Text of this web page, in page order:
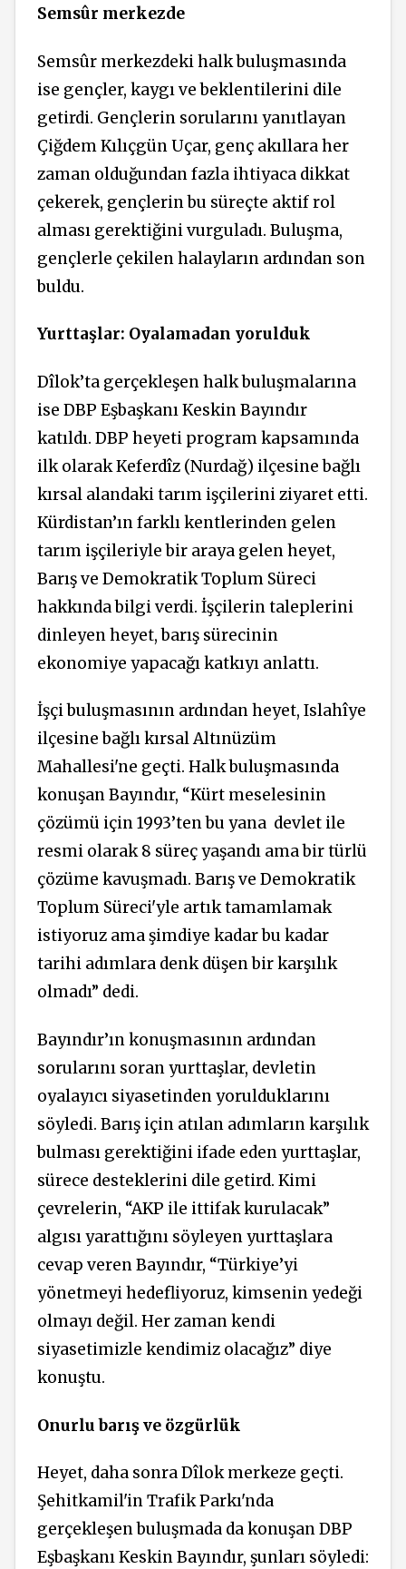
Semsûr merkezde
Semsûr merkezdeki halk buluşmasında
ise gençler, kaygı ve beklentilerini dile
getirdi. Gençlerin sorularını yanıtlayan
Çiğdem Kılıçgün Uçar, genç akıllara her
zaman olduğundan fazla ihtiyaca dikkat
çekerek, gençlerin bu süreçte aktif rol
alması gerektiğini vurguladı. Buluşma,
gençlerle çekilen halayların ardından son
buldu.
Yurttaşlar: Oyalamadan yorulduk
Dîlok’ta gerçekleşen halk buluşmalarına
ise DBP Eşbaşkanı Keskin Bayındır
katıldı. DBP heyeti program kapsamında
ilk olarak Keferdîz (Nurdağ) ilçesine bağlı
kırsal alandaki tarım işçilerini ziyaret etti.
Kürdistan’ın farklı kentlerinden gelen
tarım işçileriyle bir araya gelen heyet,
Barış ve Demokratik Toplum Süreci
hakkında bilgi verdi. İşçilerin taleplerini
dinleyen heyet, barış sürecinin
ekonomiye yapacağı katkıyı anlattı.
İşçi buluşmasının ardından heyet, Islahîye
ilçesine bağlı kırsal Altınüzüm
Mahallesi'ne geçti. Halk buluşmasında
konuşan Bayındır, “Kürt meselesinin
çözümü için 1993’ten bu yana devlet ile
resmi olarak 8 süreç yaşandı ama bir türlü
çözüme kavuşmadı. Barış ve Demokratik
Toplum Süreci'yle artık tamamlamak
istiyoruz ama şimdiye kadar bu kadar
tarihi adımlara denk düşen bir karşılık
olmadı” dedi.
Bayındır’ın konuşmasının ardından
sorularını soran yurttaşlar, devletin
oyalayıcı siyasetinden yorulduklarını
söyledi. Barış için atılan adımların karşılık
bulması gerektiğini ifade eden yurttaşlar,
sürece desteklerini dile getird. Kimi
çevrelerin, “AKP ile ittifak kurulacak”
algısı yarattığını söyleyen yurttaşlara
cevap veren Bayındır, “Türkiye’yi
yönetmeyi hedefliyoruz, kimsenin yedeği
olmayı değil. Her zaman kendi
siyasetimizle kendimiz olacağız” diye
konuştu.
Onurlu barış ve özgürlük
Heyet, daha sonra Dîlok merkeze geçti.
Şehitkamil'in Trafik Parkı'nda
gerçekleşen buluşmada da konuşan DBP
Eşbaşkanı Keskin Bayındır, şunları söyledi: